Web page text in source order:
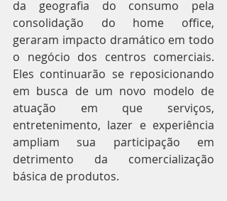
da geografia do consumo pela
consolidação do home office,
geraram impacto dramático em todo
o negócio dos centros comerciais.
Eles continuarão se reposicionando
em busca de um novo modelo de
atuação em que serviços,
entretenimento, lazer e experiência
ampliam sua participação em
detrimento da comercialização
básica de produtos.